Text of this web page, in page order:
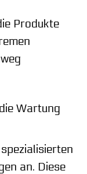
Produkte
Wartung
an. Diese